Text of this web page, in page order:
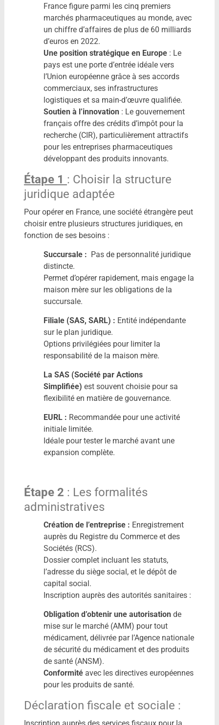
France figure parmi les cinq premiers
marchés pharmaceutiques au monde, avec
un chiffre d’affaires de plus de 60 milliards
d’euros en 2022.
Une position stratégique en Europe: Le
pays est une porte d’entrée idéale vers
l’Union européenne grâce à ses accords
commerciaux, ses infrastructures
logistiques et sa main-d’œuvre qualifiée.
Soutien à l’innovation: Le gouvernement
français offre des crédits d’impôt pour la
recherche (CIR), particulièrement attractifs
pour les entreprises pharmaceutiques
développant des produits innovants.
Étape 1 : Choisir la structure
juridique adaptée
Pour opérer en France, une société étrangère peut
choisir entre plusieurs structures juridiques, en
fonction de ses besoins :
Succursale : Pas de personnalité juridique
distincte.
Permet d’opérer rapidement, mais engage la
maison mère sur les obligations de la
succursale.
Filiale (SAS, SARL) : Entité indépendante
sur le plan juridique.
Options privilégiées pour limiter la
responsabilité de la maison mère.
La SAS (Société par Actions
Simplifiée) est souvent choisie pour sa
flexibilité en matière de gouvernance.
EURL : Recommandée pour une activité
initiale limitée.
Idéale pour tester le marché avant une
expansion complète.
Étape 2 : Les formalités
administratives
Création de l’entreprise : Enregistrement
auprès du Registre du Commerce et des
Sociétés (RCS).
Dossier complet incluant les statuts,
l’adresse du siège social, et le dépôt de
capital social.
Inscription auprès des autorités sanitaires :
Obligation d’obtenir une autorisationde
mise sur le marché (AMM) pour tout
médicament, délivrée par l’Agence nationale
de sécurité du médicament et des produits
de santé (ANSM).
Conformitéavec les directives européennes
pour les produits de santé.
Déclaration fiscale et sociale :